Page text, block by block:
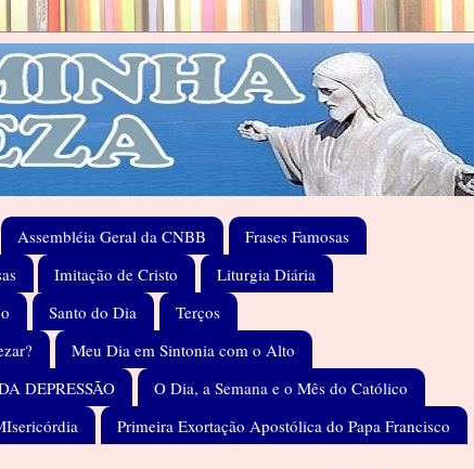
Assembléia Geral da CNBB
Frases Famosas
Imitação de Cristo
Liturgia Diária
Santo do Dia
Terços
Meu Dia em Sintonia com o Alto
DEPRESSÃO
O Dia, a Semana e o Mês do Católico
Primeira Exortação Apostólica do Papa Francisco